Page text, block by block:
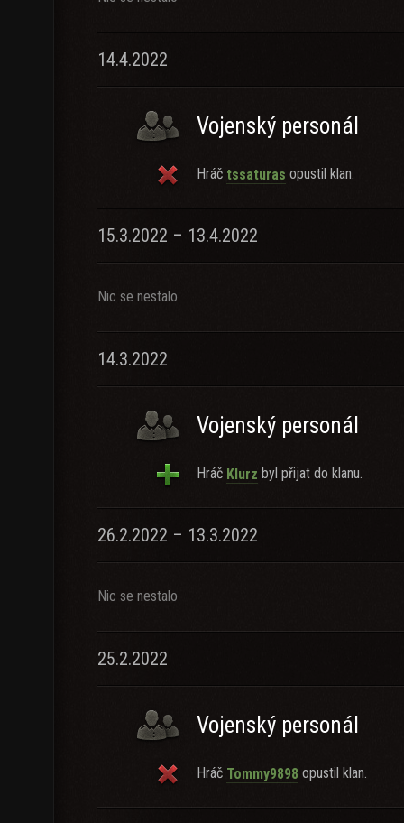
14.4.2022
Vojenský personál
Hráč tssaturas opustil klan.
15.3.2022 – 13.4.2022
Nic se nestalo
14.3.2022
Vojenský personál
Hráč Klurz byl přijat do klanu.
26.2.2022 – 13.3.2022
Nic se nestalo
25.2.2022
Vojenský personál
Hráč Tommy9898 opustil klan.